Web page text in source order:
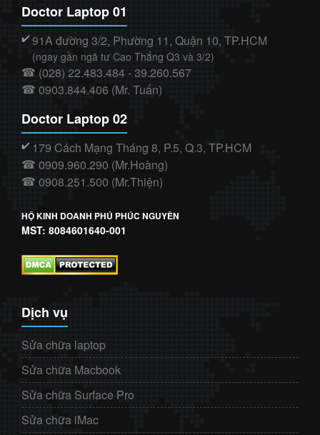
Doctor Laptop 01
✔️ 91A đường 3/2, Phường 11, Quận 10, TP.HCM
(ngay gần ngã tư Cao Thắng Q3 và 3/2)
☎ (028) 22.483.484 - 39.260.567
☎ 0903.844.406 (Mr. Tuấn)
Doctor Laptop 02
✔️ 179 Cách Mạng Tháng 8, P.5, Q.3, TP.HCM
☎ 0909.960.290 (Mr.Hoàng)
☎ 0908.251.500 (Mr.Thiện)
HỘ KINH DOANH PHÚ PHÚC NGUYÊN
MST: 8084601640-001
Dịch vụ
Sửa chữa laptop
Sửa chữa Macbook
Sửa chữa Surface Pro
Sửa chữa iMac